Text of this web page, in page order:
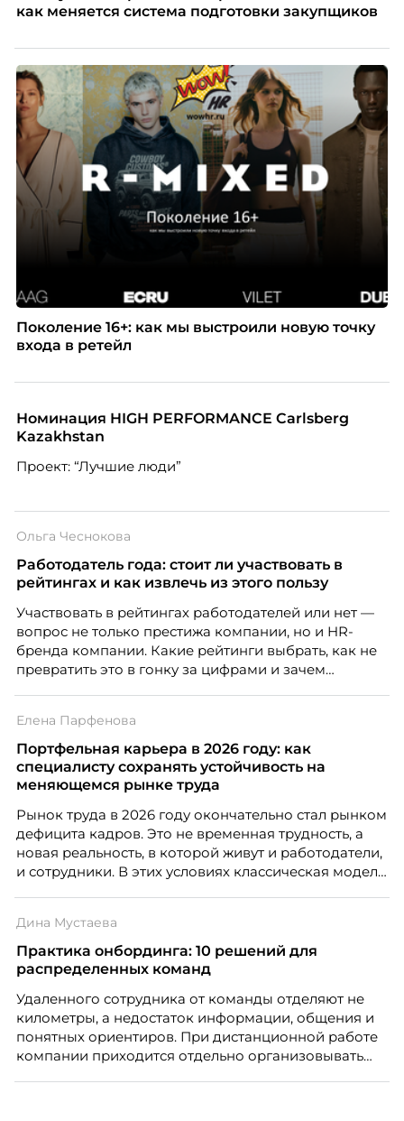
как меняется система подготовки закупщиков
Поколение 16+: как мы выстроили новую точку
входа в ретейл
Номинация HIGH PERFORMANCE Carlsberg
Kazakhstan
Проект: “Лучшие люди”
Ольга Чеснокова
Работодатель года: стоит ли участвовать в
рейтингах и как извлечь из этого пользу
Участвовать в рейтингах работодателей или нет —
вопрос не только престижа компании, но и HR-
бренда компании. Какие рейтинги выбрать, как не
превратить это в гонку за цифрами и зачем
Чеснокова, HR-директор Right line.
Елена Парфенова
Портфельная карьера в 2026 году: как
специалисту сохранять устойчивость на
меняющемся рынке труда
Рынок труда в 2026 году окончательно стал рынком
дефицита кадров. Это не временная трудность, а
новая реальность, в которой живут и работодатели,
и сотрудники. В этих условиях классическая модель
продуманная система из нескольких
профессиональных опор, которая даёт специалисту
устойчивость, гибкость и возможности для роста.
HR-эксперт, наставник. Разбирает, как работает эта
модель и кому она подходит в первую очередь.
Дина Мустаева
Практика онбординга: 10 решений для
распределенных команд
Удаленного сотрудника от команды отделяют не
километры, а недостаток информации, общения и
понятных ориентиров. При дистанционной работе
компании приходится отдельно организовывать